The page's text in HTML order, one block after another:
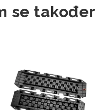
se također